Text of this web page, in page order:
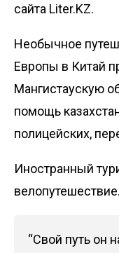
сайта Liter.KZ.
Необычное
Европы в Китай
Мангистаускую
помощь
полицейских,
Иностранный
велопутешествие.
“Свой путь он